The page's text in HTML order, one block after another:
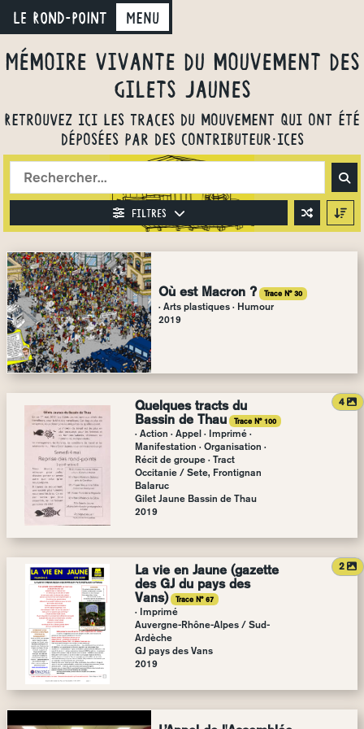
LE ROND-POINT Menu
Mémoire vivante du mouvement des
gilets jaunes
Retrouvez ici les traces du mouvement qui ont été
déposées par des contributeur·ices
Filtres
Où est Macron ? Trace N° 30
· Arts plastiques · Humour
2019
4
Quelques tracts du
Bassin de Thau
Trace N° 100
· Action · Appel · Imprimé ·
Manifestation · Organisation ·
Récit de groupe · Tract
Occitanie / Sete, Frontignan
Balaruc
Gilet Jaune Bassin de Thau
2019
2
La vie en Jaune (gazette
des GJ du pays des
Vans)
Trace N° 67
· Imprimé
Auvergne-Rhône-Alpes / Sud-
Ardèche
GJ pays des Vans
2019